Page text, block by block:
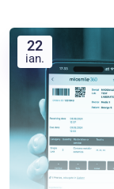
22
ian.